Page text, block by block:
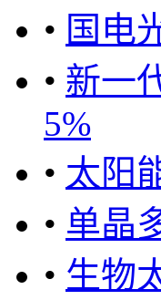
• 国电
• 新一
5%
• 太阳
• 单晶
• 生物